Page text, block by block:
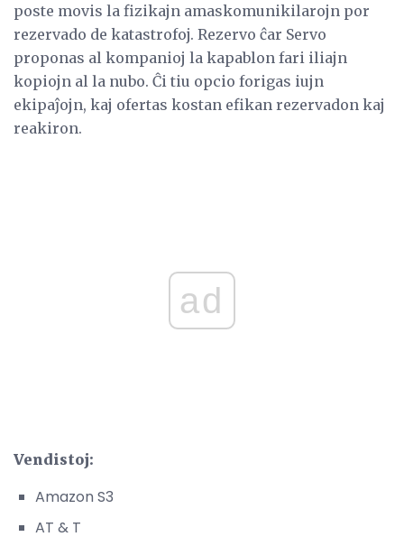
poste movis la fizikajn amaskomunikilarojn por
rezervado de katastrofoj. Rezervo ĉar Servo
proponas al kompanioj la kapablon fari iliajn
kopiojn al la nubo. Ĉi tiu opcio forigas iujn
ekipaĵojn, kaj ofertas kostan efikan rezervadon kaj
reakiron.
ad
Vendistoj:
Amazon S3
AT & T